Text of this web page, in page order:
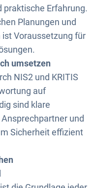
Erfahrung.
Planungen und
Voraussetzung für
umsetzen
NIS2 und KRITIS
auf
sind klare
und
Sicherheit effizient